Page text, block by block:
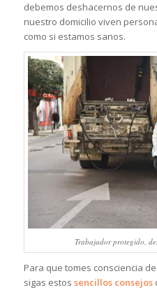
debemos deshacernos de
nuestro domicilio viven
como si estamos sanos.
Trabajador protegido,
Para que tomes consciencia
sigas estos sencillos consejos